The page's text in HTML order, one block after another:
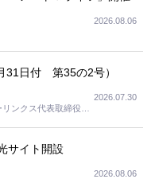
2026.08.06
31日付 第35の2号）
ンクス代表取締役社
2026.07.30
サイト開設
2026.08.06